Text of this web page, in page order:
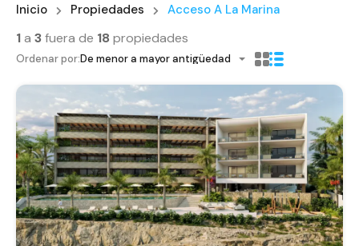
Inicio Propiedades Acceso A La Marina
1a 3fuera de 18 propiedades
Ordenar por:De menor a mayor antigüedad